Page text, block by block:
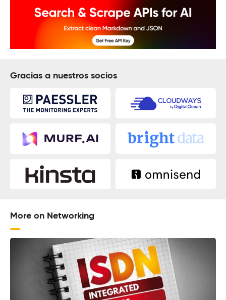
Gracias a nuestros socios
More on Networking